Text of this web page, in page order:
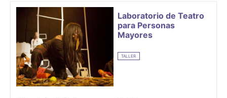
Laboratorio de Teatro
para Personas
Mayores
TALLER